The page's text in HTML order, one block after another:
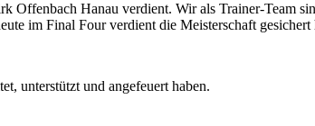
Hanau verdient. Wir als Trainer-Team
im Final Four verdient die Meisterschaft gesichert
unterstützt und angefeuert haben.